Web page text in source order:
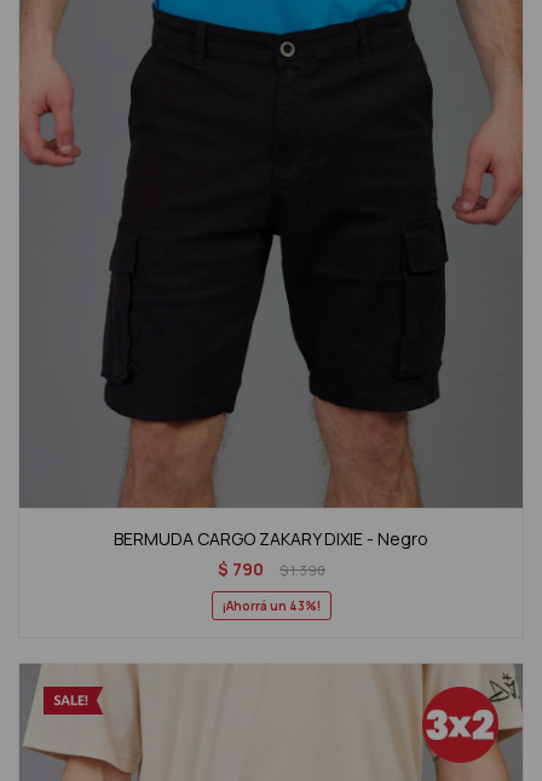
BERMUDA CARGO ZAKARY DIXIE - Negro
$ 790 $1.390
43